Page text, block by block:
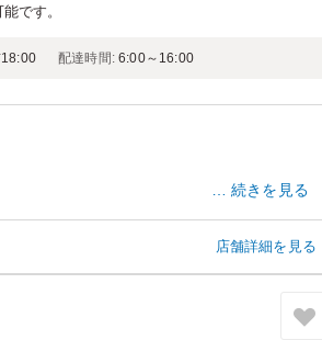
です。
配達時間: 6:00～16:00
が、おいしく頂きました。
続きを見る
店舗詳細を見る